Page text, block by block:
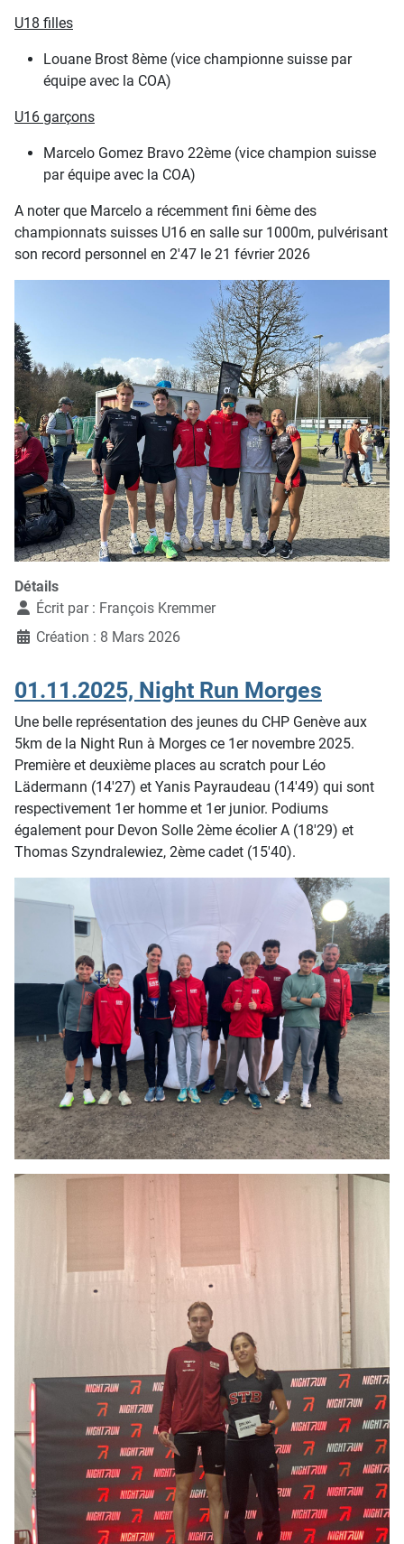
U18 filles
Louane Brost 8ème (vice championne suisse par
équipe avec la COA)
U16 garçons
Marcelo Gomez Bravo 22ème (vice champion suisse
par équipe avec la COA)
A noter que Marcelo a récemment fini 6ème des
championnats suisses U16 en salle sur 1000m, pulvérisant
son record personnel en 2'47 le 21 février 2026
Détails
Écrit par : François Kremmer
Création : 8 Mars 2026
01.11.2025, Night Run Morges
Une belle représentation des jeunes du CHP Genève aux
5km de la Night Run à Morges ce 1er novembre 2025.
Première et deuxième places au scratch pour Léo
Lädermann (14'27) et Yanis Payraudeau (14'49) qui sont
respectivement 1er homme et 1er junior. Podiums
également pour Devon Solle 2ème écolier A (18'29) et
Thomas Szyndralewiez, 2ème cadet (15'40).